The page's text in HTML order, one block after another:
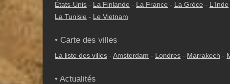
États-Unis - La Finlande - La France - La Grèce - L'Inde
La Tunisie - Le Vietnam
• Carte des villes
La liste des villes - Amsterdam - Londres - Marrakech -
• Actualités